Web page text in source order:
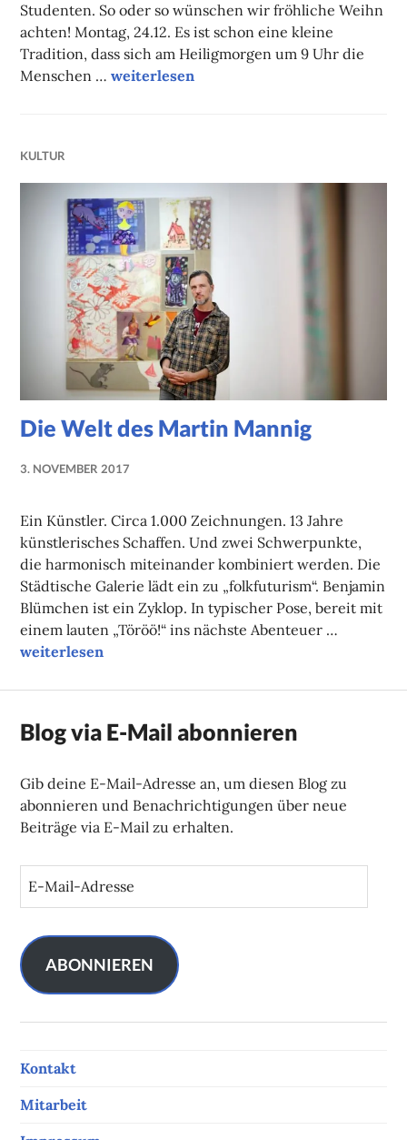
Studenten. So oder so wünschen wir fröhliche Weihn
achten! Montag, 24.12. Es ist schon eine kleine
Tradition, dass sich am Heiligmorgen um 9 Uhr die
Menschen …Unsere Tipps der Woche
weiterlesen
KULTUR
Die Welt des Martin Mannig
3. NOVEMBER 2017
ANTER
Ein Künstler. Circa 1.000 Zeichnungen. 13 Jahre
künstlerisches Schaffen. Und zwei Schwerpunkte,
die harmonisch miteinander kombiniert werden. Die
Städtische Galerie lädt ein zu „folkfuturism“. Benjamin
Blümchen ist ein Zyklop. In typischer Pose, bereit mit
einem lauten „Töröö!“ ins nächste Abenteuer …
Die Welt des Martin Mannig
weiterlesen
Blog via E-Mail abonnieren
Gib deine E-Mail-Adresse an, um diesen Blog zu
abonnieren und Benachrichtigungen über neue
Beiträge via E-Mail zu erhalten.
i
l
A
r
s
ABONNIEREN
Kontakt
Mitarbeit